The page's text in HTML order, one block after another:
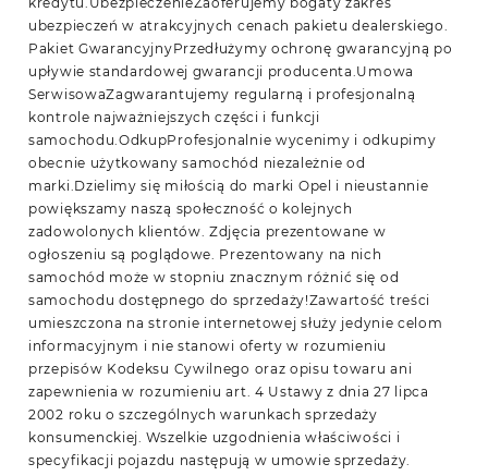
ubezpieczeń w atrakcyjnych cenach pakietu dealerskiego.
Pakiet GwarancyjnyPrzedłużymy ochronę gwarancyjną po
upływie standardowej gwarancji producenta.Umowa
SerwisowaZagwarantujemy regularną i profesjonalną
kontrole najważniejszych części i funkcji
samochodu.OdkupProfesjonalnie wycenimy i odkupimy
obecnie użytkowany samochód niezależnie od
marki.Dzielimy się miłością do marki Opel i nieustannie
powiększamy naszą społeczność o kolejnych
zadowolonych klientów. Zdjęcia prezentowane w
ogłoszeniu są poglądowe. Prezentowany na nich
samochód może w stopniu znacznym różnić się od
samochodu dostępnego do sprzedaży!Zawartość treści
umieszczona na stronie internetowej służy jedynie celom
informacyjnym i nie stanowi oferty w rozumieniu
przepisów Kodeksu Cywilnego oraz opisu towaru ani
zapewnienia w rozumieniu art. 4 Ustawy z dnia 27 lipca
2002 roku o szczególnych warunkach sprzedaży
konsumenckiej. Wszelkie uzgodnienia właściwości i
specyfikacji pojazdu następują w umowie sprzedaży.